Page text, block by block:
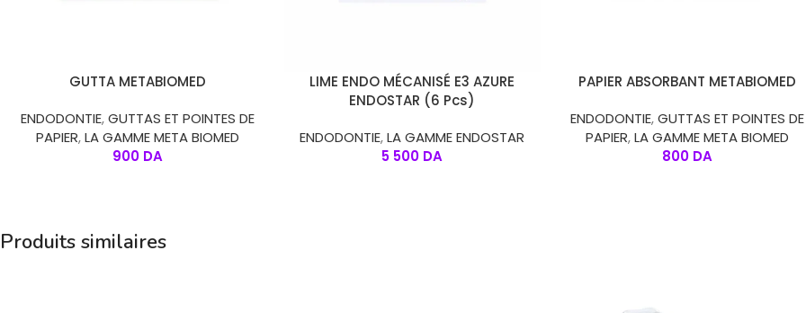
CHOIX DES OPTIONS
GUTTA METABIOMED
ENDODONTIE,GUTTAS ET POINTES DE
PAPIER,LA GAMME META BIOMED
900 DA
CHOIX DES OPTIONS
LIME ENDO MÉCANISÉ E3 AZURE
ENDOSTAR (6 Pcs)
ENDODONTIE,LA GAMME ENDOSTAR
5 500 DA
CHOIX DES OPTIONS
PAPIER ABSORBANT METABIOMED
ENDODONTIE,GUTTAS ET POINTES DE
PAPIER,LA GAMME META BIOMED
800 DA
Produits similaires